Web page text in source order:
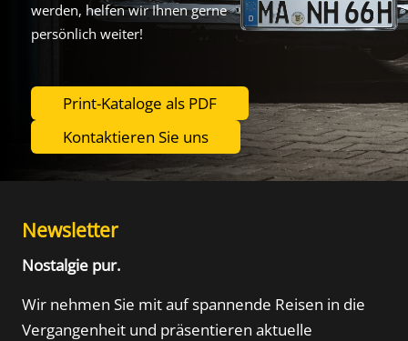
werden, helfen wir Ihnen gerne
persönlich weiter!
Print-Kataloge als PDF
Kontaktieren Sie uns
Newsletter
Nostalgie pur.
Wir nehmen Sie mit auf spannende Reisen in die
Vergangenheit und präsentieren aktuelle